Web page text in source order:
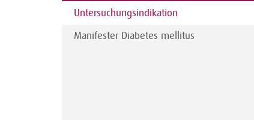
Untersuchungs­indikation
Manifester Diabetes mellitus